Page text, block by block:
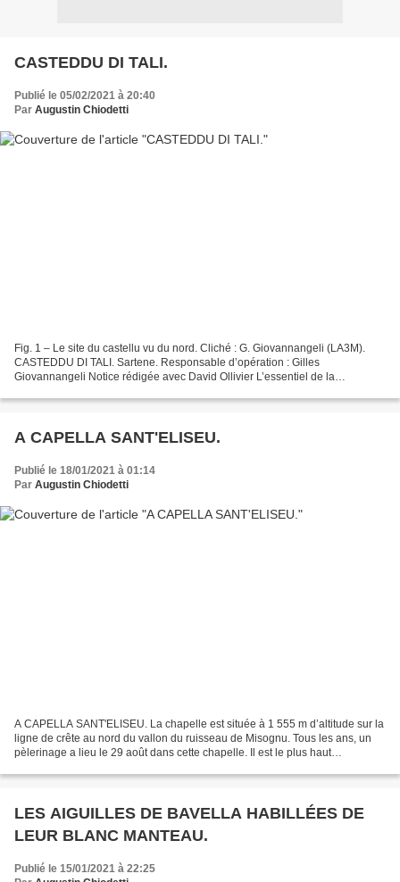
CASTEDDU DI TALI.
Publié le 05/02/2021 à 20:40
Par Augustin Chiodetti
Fig. 1 – Le site du castellu vu du nord. Cliché : G. Giovannangeli (LA3M).
CASTEDDU DI TALI. Sartene. Responsable d’opération : Gilles
Giovannangeli Notice rédigée avec David Ollivier L’essentiel de la
A CAPELLA SANT'ELISEU.
Publié le 18/01/2021 à 01:14
Par Augustin Chiodetti
A CAPELLA SANT'ELISEU. La chapelle est située à 1 555 m d’altitude sur la
ligne de crête au nord du vallon du ruisseau de Misognu. Tous les ans, un
pèlerinage a lieu le 29 août dans cette chapelle. Il est le plus haut
LES AIGUILLES DE BAVELLA HABILLÉES DE
LEUR BLANC MANTEAU.
Publié le 15/01/2021 à 22:25